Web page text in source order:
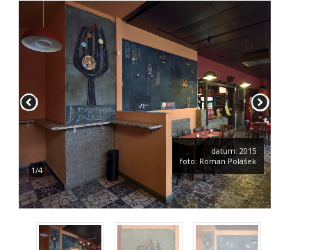
1/4
datum: 2015
foto: Roman Polášek